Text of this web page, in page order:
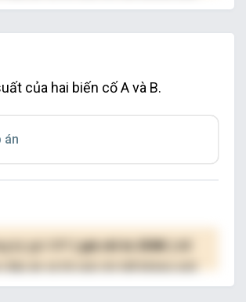
của hai biến cố A và B.
án
( giá chỉ từ 250K )